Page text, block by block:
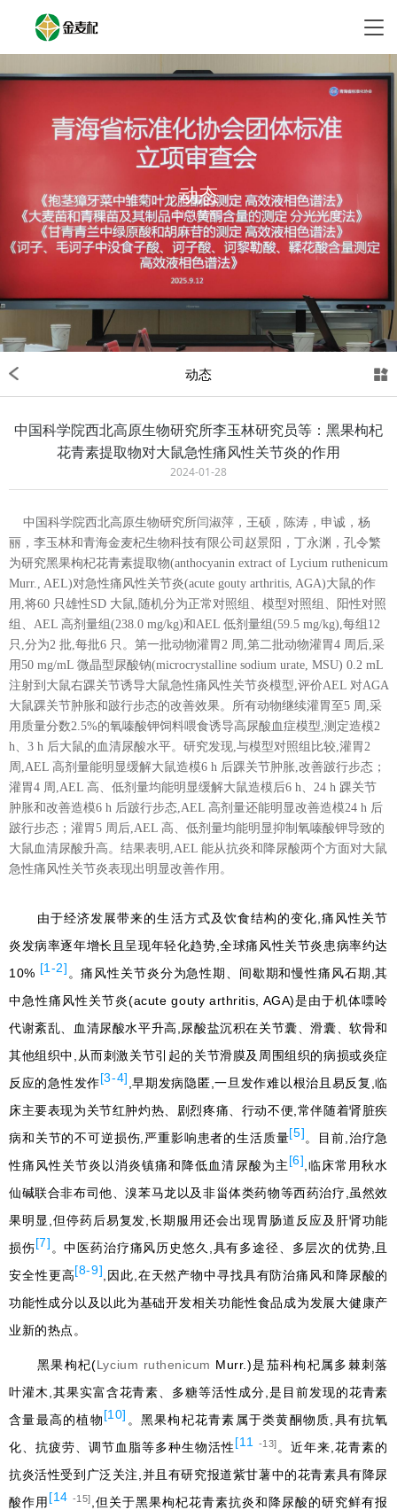
动态
DYNAMIC
动态
中国科学院西北高原生物研究所李玉林研究员等：黑果枸杞
花青素提取物对大鼠急性痛风性关节炎的作用
2024-01-28
中国科学院西北高原生物研究所闫淑萍，王硕，陈涛，申诚，杨
丽，李玉林和青海金麦杞生物科技有限公司赵景阳，丁永渊，孔令繁
为研究黑果枸杞花青素提取物(anthocyanin extract of Lycium ruthenicum
Murr., AEL)对急性痛风性关节炎(acute gouty arthritis, AGA)大鼠的作
用,将60 只雄性SD 大鼠,随机分为正常对照组、模型对照组、阳性对照
组、AEL 高剂量组(238.0 mg/kg)和AEL 低剂量组(59.5 mg/kg),每组12
只,分为2 批,每批6 只。第一批动物灌胃2 周,第二批动物灌胃4 周后,采
用50 mg/mL 微晶型尿酸钠(microcrystalline sodium urate, MSU) 0.2 mL
注射到大鼠右踝关节诱导大鼠急性痛风性关节炎模型,评价AEL 对AGA
大鼠踝关节肿胀和跛行步态的改善效果。所有动物继续灌胃至5 周,采
用质量分数2.5%的氧嗪酸钾饲料喂食诱导高尿酸血症模型,测定造模2
h、3 h 后大鼠的血清尿酸水平。研究发现,与模型对照组比较,灌胃2
周,AEL 高剂量能明显缓解大鼠造模6 h 后踝关节肿胀,改善跛行步态；
灌胃4 周,AEL 高、低剂量均能明显缓解大鼠造模后6 h、24 h 踝关节
肿胀和改善造模6 h 后跛行步态,AEL 高剂量还能明显改善造模24 h 后
跛行步态；灌胃5 周后,AEL 高、低剂量均能明显抑制氧嗪酸钾导致的
大鼠血清尿酸升高。结果表明,AEL 能从抗炎和降尿酸两个方面对大鼠
急性痛风性关节炎表现出明显改善作用。
由于经济发展带来的生活方式及饮食结构的变化,痛风性关节
炎发病率逐年增长且呈现年轻化趋势,全球痛风性关节炎患病率约达
10% [1-2] 。痛风性关节炎分为急性期、间歇期和慢性痛风石期,其
中急性痛风性关节炎(acute gouty arthritis, AGA)是由于机体嘌呤
代谢紊乱、血清尿酸水平升高,尿酸盐沉积在关节囊、滑囊、软骨和
其他组织中,从而刺激关节引起的关节滑膜及周围组织的病损或炎症
反应的急性发作[3-4] ,早期发病隐匿,一旦发作难以根治且易反复,临
床主要表现为关节红肿灼热、剧烈疼痛、行动不便,常伴随着肾脏疾
病和关节的不可逆损伤,严重影响患者的生活质量[5]。目前,治疗急
性痛风性关节炎以消炎镇痛和降低血清尿酸为主[6] ,临床常用秋水
仙碱联合非布司他、溴苯马龙以及非甾体类药物等西药治疗,虽然效
果明显,但停药后易复发,长期服用还会出现胃肠道反应及肝肾功能
损伤[7] 。中医药治疗痛风历史悠久,具有多途径、多层次的优势,且
安全性更高[8-9] ,因此,在天然产物中寻找具有防治痛风和降尿酸的
功能性成分以及以此为基础开发相关功能性食品成为发展大健康产
业新的热点。
黑果枸杞(Lycium ruthenicum Murr.)是茄科枸杞属多棘刺落
叶灌木,其果实富含花青素、多糖等活性成分,是目前发现的花青素
含量最高的植物[10] 。黑果枸杞花青素属于类黄酮物质,具有抗氧
化、抗疲劳、调节血脂等多种生物活性[11 -13] 。近年来,花青素的
抗炎活性受到广泛关注,并且有研究报道紫甘薯中的花青素具有降尿
酸作用 [14 -15] ,但关于黑果枸杞花青素抗炎和降尿酸的研究鲜有报